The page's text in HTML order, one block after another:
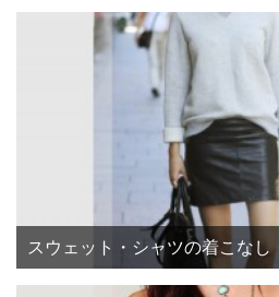
スウェット・シャツの着こなし